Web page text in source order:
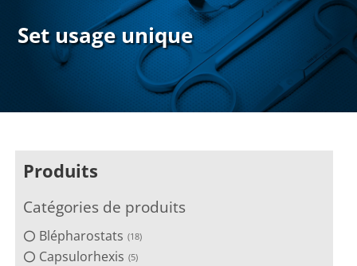
Set usage unique
Produits
Catégories de produits
Blépharostats 18
Capsulorhexis 5